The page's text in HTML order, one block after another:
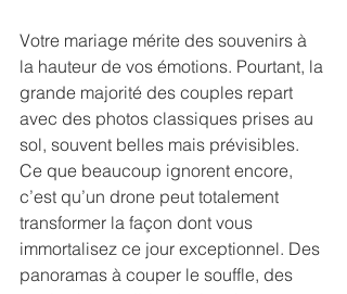
Votre mariage mérite des souvenirs à
la hauteur de vos émotions. Pourtant, la
grande majorité des couples repart
avec des photos classiques prises au
sol, souvent belles mais prévisibles.
Ce que beaucoup ignorent encore,
c’est qu’un drone peut totalement
transformer la façon dont vous
immortalisez ce jour exceptionnel. Des
panoramas à couper le souffle, des